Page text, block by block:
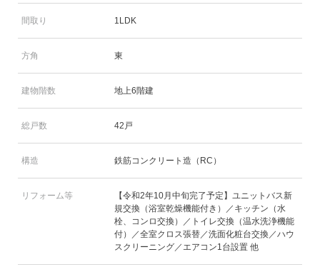
間取り 1LDK
方角 東
建物階数 地上6階建
総戸数 42戸
構造 鉄筋コンクリート造（RC）
リフォーム等
【令和2年10月中旬完了予定】ユニットバス新
規交換（浴室乾燥機能付き）／キッチン（水
栓、コンロ交換）／トイレ交換（温水洗浄機能
付）／全室クロス張替／洗面化粧台交換／ハウ
スクリーニング／エアコン1台設置 他